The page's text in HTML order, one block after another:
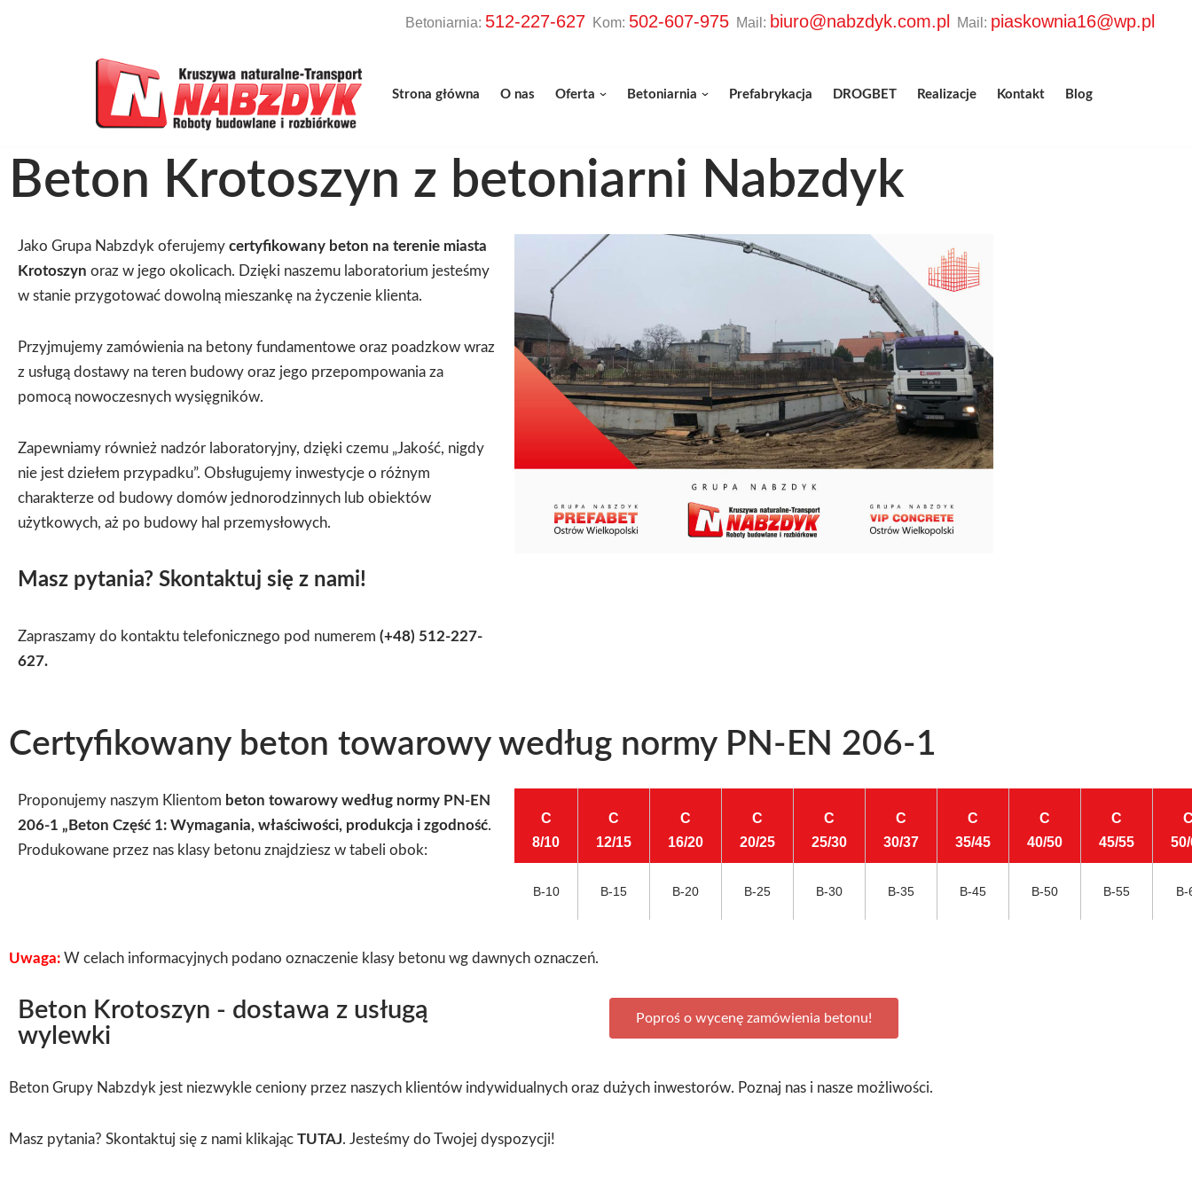
Betoniarnia: 512-227-627 Kom: 502-607-975 Mail: biuro@nabzdyk.com.pl Mail: piaskownia16@wp.pl
Strona główna O nas Oferta Betoniarnia Prefabrykacja DROGBET Realizacje Kontakt Blog
Beton Krotoszyn z betoniarni Nabzdyk
Jako Grupa Nabzdyk oferujemy certyfikowany beton na terenie miasta
Krotoszyn oraz w jego okolicach. Dzięki naszemu laboratorium jesteśmy
w stanie przygotować dowolną mieszankę na życzenie klienta.
Przyjmujemy zamówienia na betony fundamentowe oraz poadzkow wraz
z usługą dostawy na teren budowy oraz jego przepompowania za
pomocą nowoczesnych wysięgników.
Zapewniamy również nadzór laboratoryjny, dzięki czemu „Jakość, nigdy
nie jest dziełem przypadku”. Obsługujemy inwestycje o różnym
charakterze od budowy domów jednorodzinnych lub obiektów
użytkowych, aż po budowy hal przemysłowych.
Masz pytania? Skontaktuj się z nami!
Zapraszamy do kontaktu telefonicznego pod numerem (+48) 512-227-
627.
Certyfikowany beton towarowy według normy PN-EN 206-1
Proponujemy naszym Klientom beton towarowy według normy PN-EN
206-1 „Beton Część 1: Wymagania, właściwości, produkcja i zgodność.
Produkowane przez nas klasy betonu znajdziesz w tabeli obok:
C
8/10
C
12/15
C
16/20
C
20/25
C
25/30
C
30/37
C
35/45
C
40/50
C
45/55
B-10 B-15 B-20 B-25 B-30 B-35 B-45 B-50 B-55 B-
Uwaga: W celach informacyjnych podano oznaczenie klasy betonu wg dawnych oznaczeń.
Beton Krotoszyn - dostawa z usługą
wylewki
Poproś o wycenę zamówienia betonu!
Beton Grupy Nabzdyk jest niezwykle ceniony przez naszych klientów indywidualnych oraz dużych inwestorów. Poznaj nas i nasze możliwości.
Masz pytania? Skontaktuj się z nami klikając TUTAJ. Jesteśmy do Twojej dyspozycji!